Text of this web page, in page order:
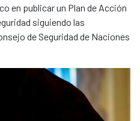
en publicar un Plan de Acción
siguiendo las
de Seguridad de Naciones